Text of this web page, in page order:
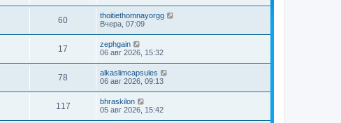
60
thoitiethomnayorgg
Вчера, 07:09
17
zephgain
06 авг 2026, 15:32
78
alkaslimcapsules
06 авг 2026, 09:13
117
bhraskilon
05 авг 2026, 15:42